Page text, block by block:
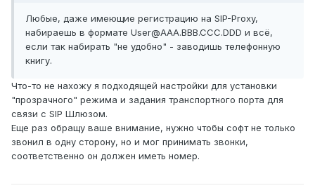
Любые, даже имеющие регистрацию на SIP-Proxy,
набираешь в формате User@AAA.BBB.CCC.DDD и всё,
если так набирать "не удобно" - заводишь телефонную
книгу.
Что-то не нахожу я подходящей настройки для установки
"прозрачного" режима и задания транспортного порта для
связи с SIP Шлюзом.
Еще раз обращу ваше внимание, нужно чтобы софт не только
звонил в одну сторону, но и мог принимать звонки,
соответственно он должен иметь номер.